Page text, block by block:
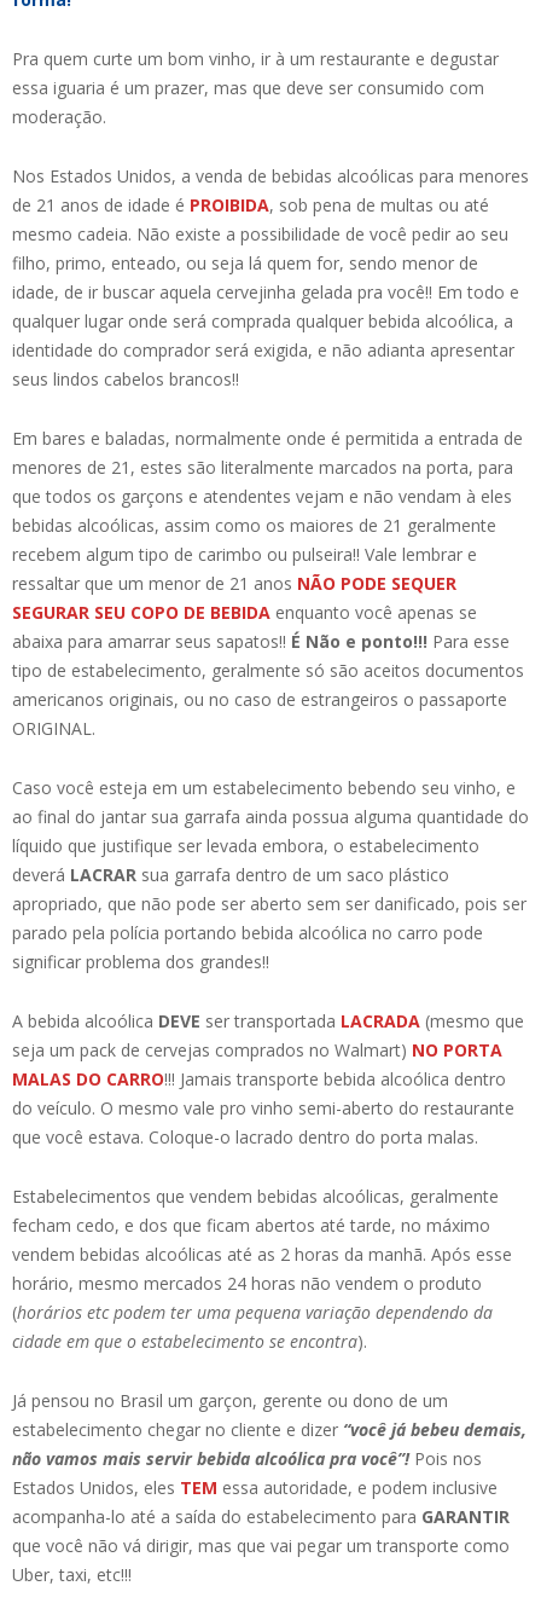
Pra quem curte um bom vinho, ir à um restaurante e degustar
essa iguaria é um prazer, mas que deve ser consumido com
moderação.
Nos Estados Unidos, a venda de bebidas alcoólicas para menores
de 21 anos de idade é PROIBIDA, sob pena de multas ou até
mesmo cadeia. Não existe a possibilidade de você pedir ao seu
filho, primo, enteado, ou seja lá quem for, sendo menor de
idade, de ir buscar aquela cervejinha gelada pra você!! Em todo e
qualquer lugar onde será comprada qualquer bebida alcoólica, a
identidade do comprador será exigida, e não adianta apresentar
seus lindos cabelos brancos!!
Em bares e baladas, normalmente onde é permitida a entrada de
menores de 21, estes são literalmente marcados na porta, para
que todos os garçons e atendentes vejam e não vendam à eles
bebidas alcoólicas, assim como os maiores de 21 geralmente
recebem algum tipo de carimbo ou pulseira!! Vale lembrar e
ressaltar que um menor de 21 anos NÃO PODE SEQUER
SEGURAR SEU COPO DE BEBIDA enquanto você apenas se
abaixa para amarrar seus sapatos!! É Não e ponto!!! Para esse
tipo de estabelecimento, geralmente só são aceitos documentos
americanos originais, ou no caso de estrangeiros o passaporte
ORIGINAL.
Caso você esteja em um estabelecimento bebendo seu vinho, e
ao final do jantar sua garrafa ainda possua alguma quantidade do
líquido que justifique ser levada embora, o estabelecimento
deverá LACRAR sua garrafa dentro de um saco plástico
apropriado, que não pode ser aberto sem ser danificado, pois ser
parado pela polícia portando bebida alcoólica no carro pode
significar problema dos grandes!!
A bebida alcoólica DEVE ser transportada LACRADA (mesmo que
seja um pack de cervejas comprados no Walmart) NO PORTA
MALAS DO CARRO!!! Jamais transporte bebida alcoólica dentro
do veículo. O mesmo vale pro vinho semi-aberto do restaurante
que você estava. Coloque-o lacrado dentro do porta malas.
Estabelecimentos que vendem bebidas alcoólicas, geralmente
fecham cedo, e dos que ficam abertos até tarde, no máximo
vendem bebidas alcoólicas até as 2 horas da manhã. Após esse
horário, mesmo mercados 24 horas não vendem o produto
(horários etc podem ter uma pequena variação dependendo da
cidade em que o estabelecimento se encontra).
Já pensou no Brasil um garçon, gerente ou dono de um
estabelecimento chegar no cliente e dizer “você já bebeu demais,
não vamos mais servir bebida alcoólica pra você”!Pois nos
Estados Unidos, eles TEM essa autoridade, e podem inclusive
acompanha-lo até a saída do estabelecimento para GARANTIR
que você não vá dirigir, mas que vai pegar um transporte como
Uber, taxi, etc!!!